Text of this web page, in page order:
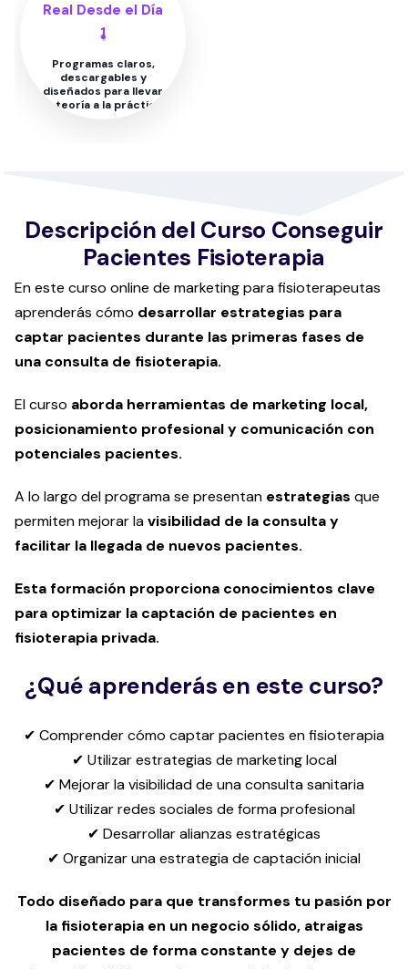
Real Desde el Día
1
Programas claros,
descargables y
diseñados para llevar
la teoría a la práctica
Descripción del Curso Conseguir
Pacientes Fisioterapia
En este curso online de marketing para fisioterapeutas
aprenderás cómo desarrollar estrategias para
captar pacientes durante las primeras fases de
una consulta de fisioterapia.
El curso aborda herramientas de marketing local,
posicionamiento profesional y comunicación con
potenciales pacientes.
A lo largo del programa se presentan estrategias que
permiten mejorar lavisibilidad de la consulta y
facilitar la llegada de nuevos pacientes.
Esta formación proporciona conocimientos clave
para optimizar la captación de pacientes en
fisioterapia privada.
¿Qué aprenderás en este curso?
✔ Comprender cómo captar pacientes en fisioterapia
✔ Utilizar estrategias de marketing local
✔ Mejorar la visibilidad de una consulta sanitaria
✔ Utilizar redes sociales de forma profesional
✔ Desarrollar alianzas estratégicas
✔ Organizar una estrategia de captación inicial
Todo diseñado para que transformes tu pasión por
la fisioterapia en un negocio sólido, atraigas
pacientes de forma constante y dejes de